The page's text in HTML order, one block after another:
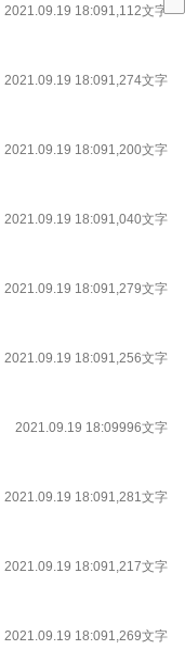
2021.09.19 18:091,112文字
2021.09.19 18:091,274文字
2021.09.19 18:091,200文字
2021.09.19 18:091,040文字
2021.09.19 18:091,279文字
2021.09.19 18:091,256文字
2021.09.19 18:09996文字
2021.09.19 18:091,281文字
2021.09.19 18:091,217文字
2021.09.19 18:091,269文字